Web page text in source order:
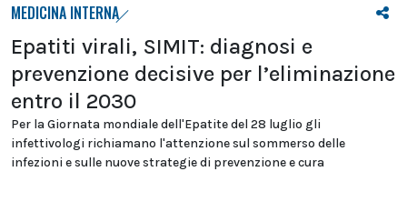
MEDICINA INTERNA
Epatiti virali, SIMIT: diagnosi e
prevenzione decisive per l’eliminazione
entro il 2030
Per la Giornata mondiale dell'Epatite del 28 luglio gli
infettivologi richiamano l'attenzione sul sommerso delle
infezioni e sulle nuove strategie di prevenzione e cura